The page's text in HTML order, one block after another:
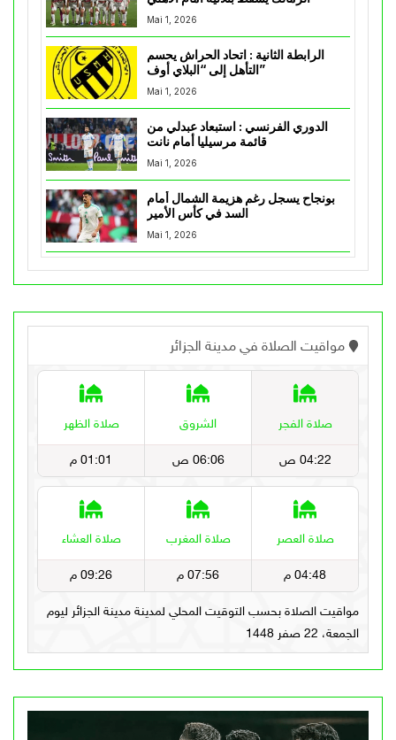
Mai 1, 2026
الرابطة الثانية : اتحاد الحراش يحسم
التأهل إلى “البلاي أوف”
Mai 1, 2026
الدوري الفرنسي : استبعاد عبدلي من
قائمة مرسيليا أمام نانت
Mai 1, 2026
بونجاح يسجل رغم هزيمة الشمال أمام
السد في كأس الأمير
Mai 1, 2026